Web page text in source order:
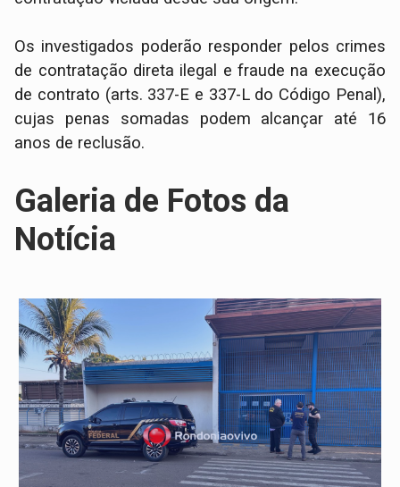
Os investigados poderão responder pelos crimes
de contratação direta ilegal e fraude na execução
de contrato (arts. 337-E e 337-L do Código Penal),
cujas penas somadas podem alcançar até 16
anos de reclusão.
Galeria de Fotos da
Notícia